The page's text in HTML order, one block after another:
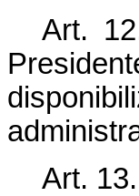
Art.
Art.